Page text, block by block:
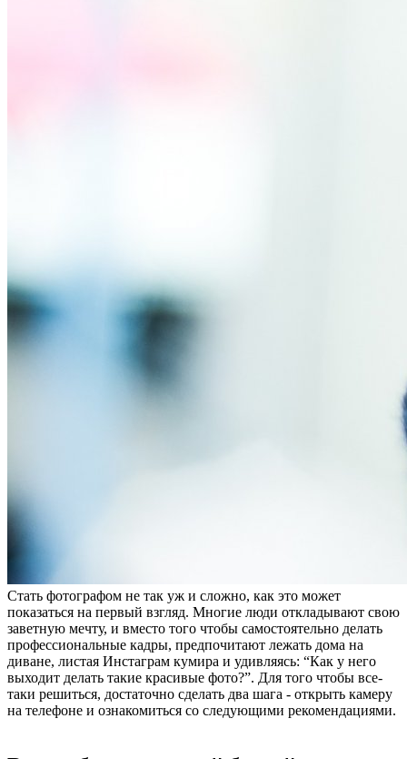
Стать фотографом не так уж и сложно, как это может
показаться на первый взгляд. Многие люди откладывают свою
заветную мечту, и вместо того чтобы самостоятельно делать
профессиональные кадры, предпочитают лежать дома на
диване, листая Инстаграм кумира и удивляясь: “Как у него
выходит делать такие красивые фото?”. Для того чтобы все-
таки решиться, достаточно сделать два шага - открыть камеру
на телефоне и ознакомиться со следующими рекомендациями.